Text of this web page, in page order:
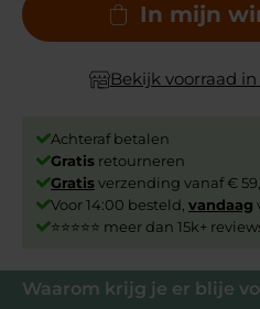
Waarom krijg je er blije
In mijn
Bekijk voorraad
Achteraf betalen
Gratis retourneren
Gratisverzending vanaf €
Voor 14:00 besteld, vandaag
⭐⭐⭐⭐⭐ meer dan 15k+